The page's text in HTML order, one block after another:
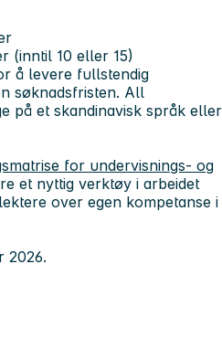
(inntil 10 eller 15)
å levere fullstendig
søknadsfristen. All
på et skandinavisk språk eller
for undervisnings- og
et nyttig verktøy i arbeidet
over egen kompetanse i
2026.